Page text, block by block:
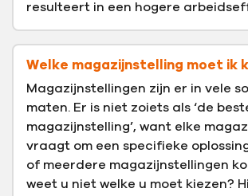
resulteert in een hogere
Welke magazijnstelling moet ik
Magazijnstellingen zijn er in vele
maten. Er is niet zoiets als ‘de
magazijnstelling’, want elke
vraagt om een specifieke
of meerdere magazijnstellingen
weet u niet welke u moet kiezen?